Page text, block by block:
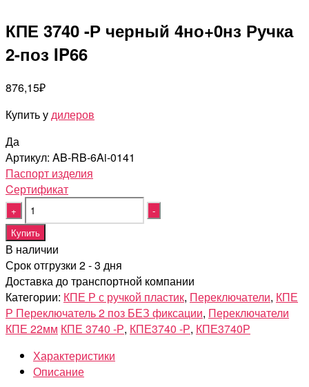
КПЕ 3740 -Р черный 4но+0нз Ручка
2-поз IP66
876,15₽
Купить удилеров
Да
Артикул: AB-RB-6Ai-0141
Паспорт изделия
Cертификат
Quantity
Купить
В наличии
Срок отгрузки 2 - 3 дня
Доставка до транспортной компании
Категории: КПЕ Р с ручкой пластик, Переключатели, КПЕ
Р Переключатель 2 поз БЕЗ фиксации, Переключатели
КПЕ 22мм КПЕ 3740 -Р, КПЕ3740 -Р, КПЕ3740Р
Характеристики
Описание